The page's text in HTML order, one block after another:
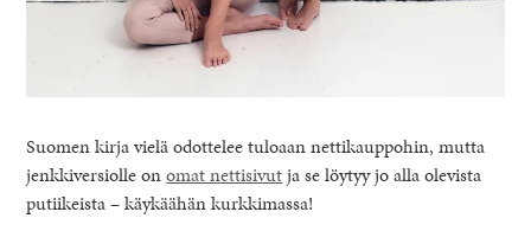
Suomen kirja vielä odottelee tuloaan nettikauppohin, mutta
jenkkiversiolle onomat nettisivutja se löytyy jo alla olevista
putiikeista – käykäähän kurkkimassa!